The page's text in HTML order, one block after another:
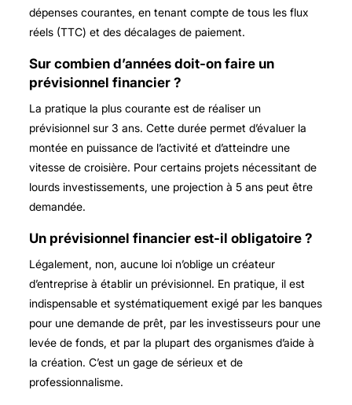
dépenses courantes, en tenant compte de tous les flux
réels (TTC) et des décalages de paiement.
Sur combien d’années doit-on faire un
prévisionnel financier ?
La pratique la plus courante est de réaliser un
prévisionnel sur 3 ans. Cette durée permet d’évaluer la
montée en puissance de l’activité et d’atteindre une
vitesse de croisière. Pour certains projets nécessitant de
lourds investissements, une projection à 5 ans peut être
demandée.
Un prévisionnel financier est-il obligatoire ?
Légalement, non, aucune loi n’oblige un créateur
d’entreprise à établir un prévisionnel. En pratique, il est
indispensable et systématiquement exigé par les banques
pour une demande de prêt, par les investisseurs pour une
levée de fonds, et par la plupart des organismes d’aide à
la création. C’est un gage de sérieux et de
professionnalisme.